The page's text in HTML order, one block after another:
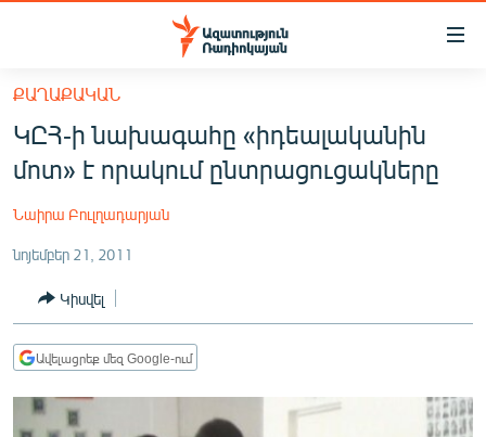
Մատչելիության
հիմնական
բովանդակությանը
Անցնել
հիմնական
մենյուին
ՀԱՅԱՍՏԱՆ
ՔԱՂԱՔԱԿԱՆ
ԸՆՏՐՈՒԹՅՈՒՆՆԵՐ 2026
ԻՐԱՎՈՒՆՔ
ՀԱՍԱՐԱԿՈՒԹՅՈՒՆ
ՏՆՏԵՍՈՒԹՅՈՒՆ
ՊԱՏԵՐԱԶՄԻ 6 ՇԱԲԱԹՆԵՐԸ
ՔԱՂԱՔԱԿԱՆ
ԿԸՀ-ի նախագահը «իդեալականին
մոտ» է որակում ընտրացուցակները
Նաիրա Բուլղադարյան
նոյեմբեր 21, 2011
Կիսվել
Ավելացրեք մեզ Google-ում